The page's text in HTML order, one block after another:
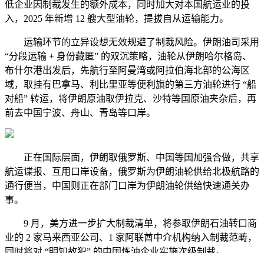
低企业因制裁发生的额外成本，同时加大对本国航运业的投
入，2025 年新增 12 艘大型油轮，提拔自从运输能力。
运输环节的立异设想无效规避了制裁风险。伊朗油司采用
“分段运输 + 身份藏匿” 的双沉策略，油轮从伊朗哈尔格岛、
布什尔港出发后，先航行至阿曼湾或阿拉伯海北部的公海区
域，取挂有巴拿马、利比里亚等便利旗的第三方油轮进行 “船
对船” 转运，将伊朗原油取伊拉克、沙特等国原油夹杂后，再
前去中国宁波、舟山、青岛等口岸。
正在国际层面，伊朗取俄罗斯、中国等国加强合做，共享
航运谍报、互用口岸设备，俄罗斯为伊朗油轮供给北极航路的
通行便当，中国则正在部门口岸为伊朗油轮供给快速通关办
事。
9 月，美方进一步扩大制裁清单，将参取伊朗石油转口商
业的 2 家马来西亚公司、1 家阿联酋中介机构纳入制裁范畴，